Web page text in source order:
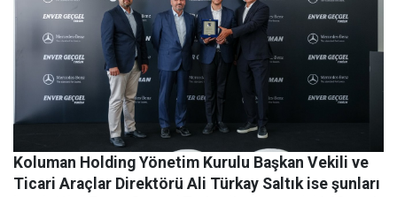
Koluman Holding Yönetim Kurulu Başkan Vekili ve
Ticari Araçlar Direktörü Ali Türkay Saltık ise şunları